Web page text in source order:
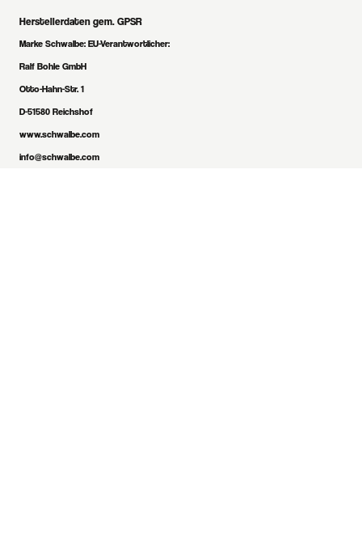
Herstellerdaten gem. GPSR
Marke Schwalbe: EU-Verantwortlicher:
Ralf Bohle GmbH
Otto-Hahn-Str. 1
D-51580 Reichshof
www.schwalbe.com
info@schwalbe.com